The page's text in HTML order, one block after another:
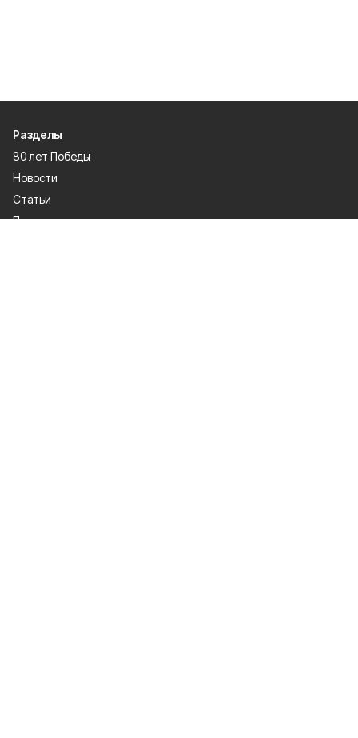
Разделы
80 лет Победы
Новости
Статьи
Происшествия